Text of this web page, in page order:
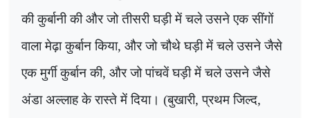
की कुर्बानी की और जो तीसरी घड़ी में चले उसने एक सींगों
वाला मेढ़ा कुर्बान किया, और जो चौथे घड़ी में चले उसने जैसे
एक मुर्गी कुर्बान की, और जो पांचवें घड़ी में चले उसने जैसे
अंडा अल्लाह के रास्ते में दिया। (बुखारी,प्रथम जिल्द,